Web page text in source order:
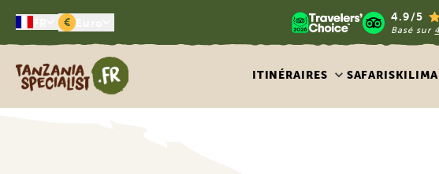
€ 4.9/5
Basé sur
Tanzania Specialist
ITINÉRAIRES SAFARIS